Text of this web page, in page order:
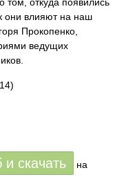
они влияют на наш
Прокопенко,
ведущих
и скачать
на